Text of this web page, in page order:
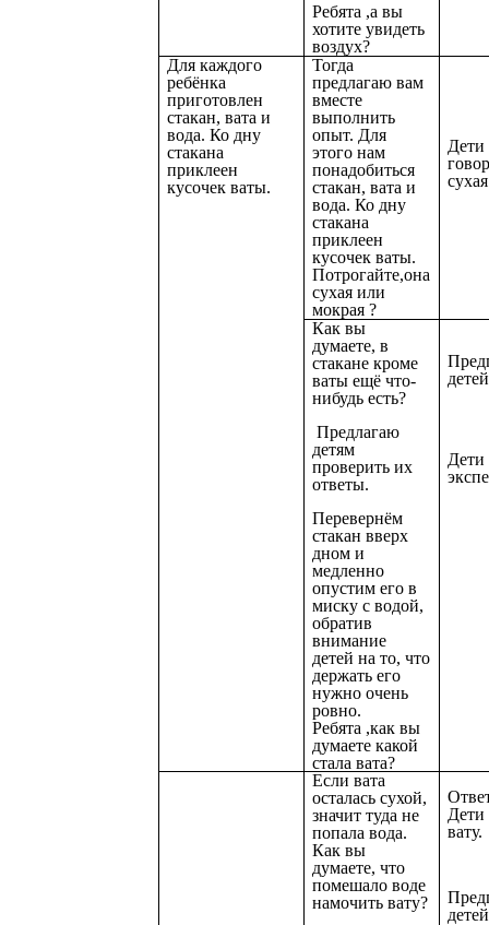
Ребята ,а вы
хотите увидеть
воздух?
Для каждого
ребёнка
приготовлен
стакан, вата и
вода. Ко дну
стакана
приклеен
кусочек ваты.
Тогда
предлагаю вам
вместе
выполнить
опыт. Для
этого нам
понадобиться
стакан, вата и
вода. Ко дну
стакана
приклеен
кусочек ваты.
Потрогайте,она
сухая или
мокрая ?
Дети
Как вы
думаете, в
стакане кроме
ваты ещё что-
нибудь есть?
Предлагаю
детям
проверить их
ответы.
Перевернём
стакан вверх
дном и
медленно
опустим его в
миску с водой,
обратив
внимание
детей на то, что
держать его
нужно очень
ровно.
Ребята ,как вы
думаете какой
стала вата?
Если вата
осталась сухой,
значит туда не
попала вода.
Как вы
думаете, что
помешало воде
намочить вату?
Дети
вату.